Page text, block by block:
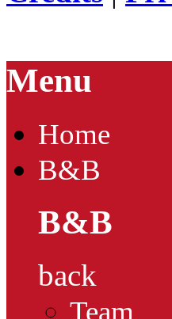
Menu
Home
B&B
B&B
back
Team